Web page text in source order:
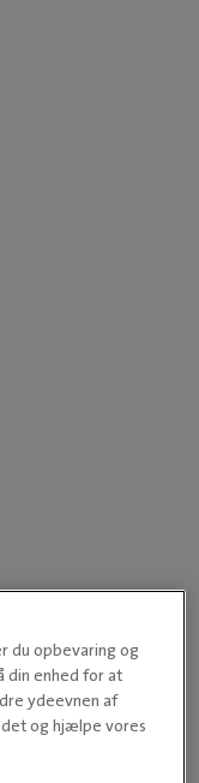
du opbevaring og
din enhed for at
ydeevnen af
og hjælpe vores